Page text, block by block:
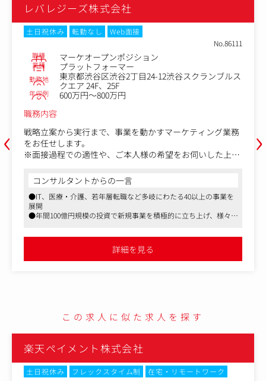
‹
面接
ポジション
谷2丁目24-12渋谷スクランブルス
業を動かすマーケティング業務
本人様の希望をお伺いした上で
ル、データ系職種など）
スプレイ広告などの運用型広告
ィブの企画・制作ディレクショ
のツール導入・設計・運用
ーザー体験向上
用のためのデータ基盤設計
ション最適化による派遣スタッ
職など多岐にわたる40以上の事業を
規事業を積極的に立ち上げ、様々な
勤務地
東京都渋谷区渋
レバレジーズグループが
ロデュース業務全般をお
ブランドマネジメントグ
・担当ブランドの中長期
-経営層とのブランド投資
・ブランドリサーチ・市
・ブランドマネジメント
ブランドプロデューサー
ミットする役割です。
●IT、医療・介護、若年層転
●年間100億円規模の投資で
›
この求人に似た求人を探す
楽天ペイメント株式会社
土日祝休み フレックスタイム制
在宅・リモートワーク